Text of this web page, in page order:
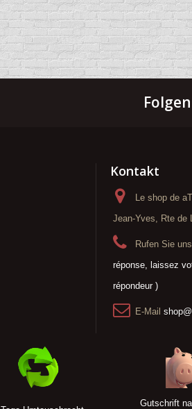
Kontakt
Le shop de
Jean-Yves, Rte de
Rufen Sie
réponse, laissez
répondeur )
E-Mail
Gutschrift